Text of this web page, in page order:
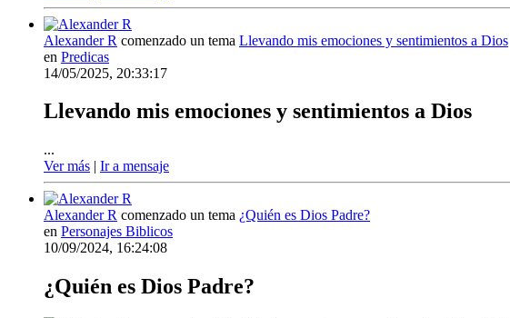
Alexander R comenzado un tema Llevando mis emociones y sentimientos a Dios
en Predicas
14/05/2025, 20:33:17
Llevando mis emociones y sentimientos a Dios
...
Ver más | Ir a mensaje
Alexander R comenzado un tema ¿Quién es Dios Padre?
en Personajes Biblicos
10/09/2024, 16:24:08
¿Quién es Dios Padre?